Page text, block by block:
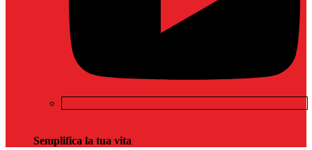
Semplifica la tua vita